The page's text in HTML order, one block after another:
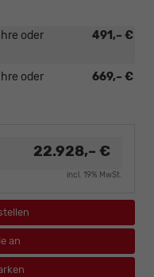
491,– €
oder
669,– €
oder
22.928,– €
incl. 19% MwSt.
an